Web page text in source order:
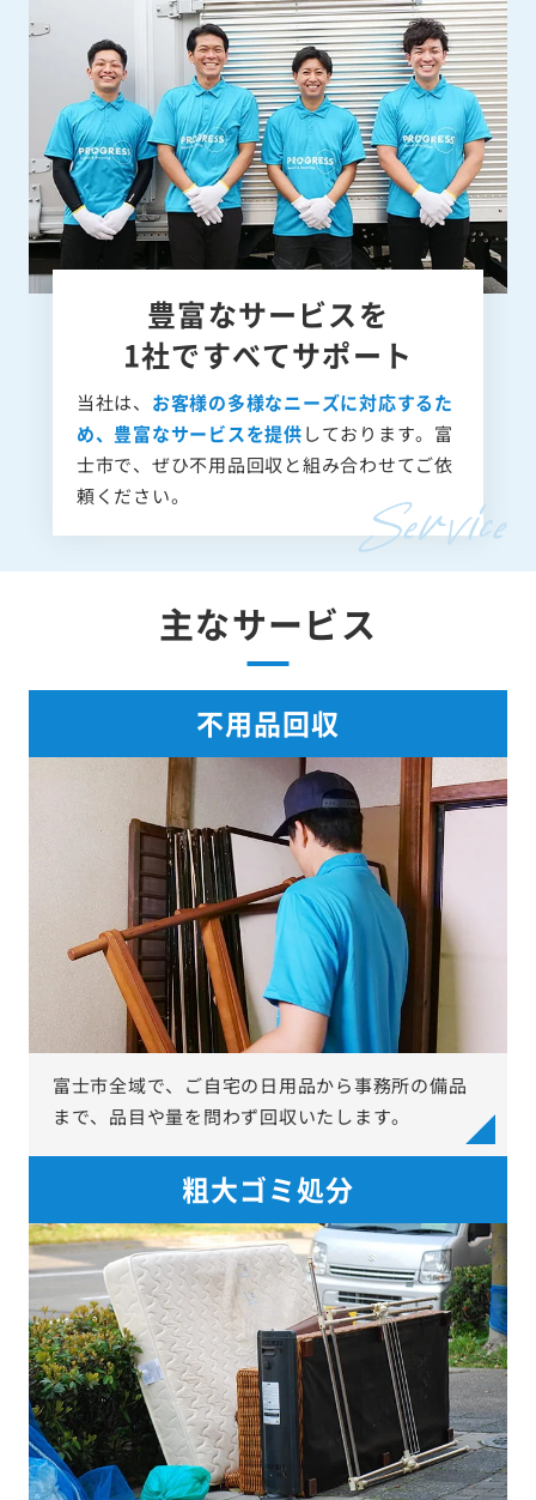
豊富なサービスを
1社ですべてサポート
当社は、 お客様の多様なニーズに対応するた
め、豊富なサービスを提供しております。富
士市で、ぜひ不用品回収と組み合わせてご依
頼ください。
主なサービス
不用品回収
富士市全域で、ご自宅の日用品から事務所の備品
まで、品目や量を問わず回収いたします。
粗大ゴミ処分